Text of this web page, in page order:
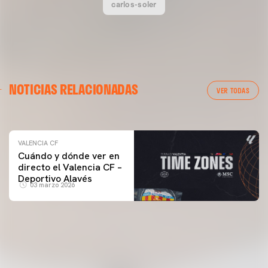
carlos-soler
NOTICIAS RELACIONADAS VER TODAS
ENTRENAMIENTO DEL VALENCIA CF 04/03/26
VALENCIA CF
Cuándo y dónde ver en
directo el Valencia CF –
Deportivo Alavés
03 marzo 2026